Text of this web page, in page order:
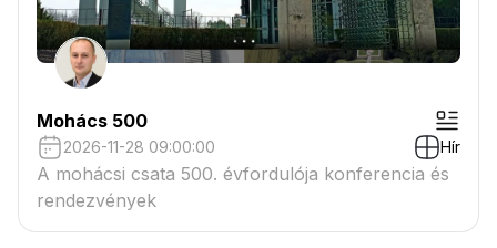
Mohács 500
2026-11-28 09:00:00 Hír
A mohácsi csata 500. évfordulója konferencia és
rendezvények